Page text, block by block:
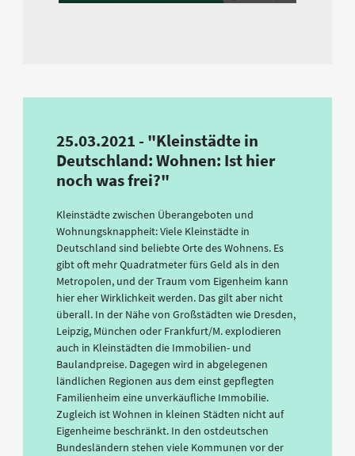
25.03.2021 - "Kleinstädte in
Deutschland: Wohnen: Ist hier
noch was frei?"
Kleinstädte zwischen Überangeboten und
Wohnungsknappheit: Viele Kleinstädte in
Deutschland sind beliebte Orte des Wohnens. Es
gibt oft mehr Quadratmeter fürs Geld als in den
Metropolen, und der Traum vom Eigenheim kann
hier eher Wirklichkeit werden. Das gilt aber nicht
überall. In der Nähe von Großstädten wie Dresden,
Leipzig, München oder Frankfurt/M. explodieren
auch in Kleinstädten die Immobilien- und
Baulandpreise. Dagegen wird in abgelegenen
ländlichen Regionen aus dem einst gepflegten
Familienheim eine unverkäufliche Immobilie.
Zugleich ist Wohnen in kleinen Städten nicht auf
Eigenheime beschränkt. In den ostdeutschen
Bundesländern stehen viele Kommunen vor der